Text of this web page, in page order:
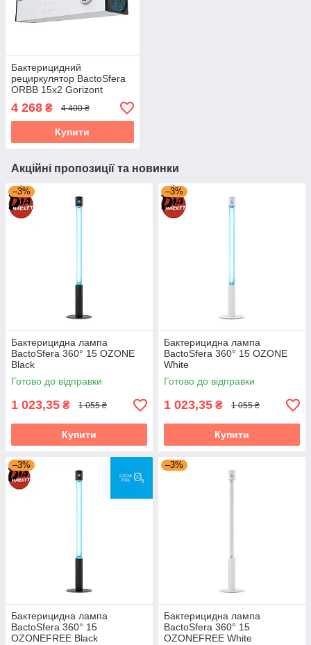
Бактерицидний
рециркулятор BactoSfera
ORBB 15х2 Gorizont
4 268 ₴ 4 400 ₴
Купити
Акційні пропозиції та новинки
–3%
Бактерицидна лампа
BactoSfera 360° 15 OZONE
Black
Готово до відправки
1 023,35 ₴ 1 055 ₴
Купити
–3%
Бактерицидна лампа
BactoSfera 360° 15 OZONE
White
Готово до відправки
1 023,35 ₴ 1 055 ₴
Купити
–3%
Бактерицидна лампа
BactoSfera 360° 15
OZONEFREE Black
–3%
Бактерицидна лампа
BactoSfera 360° 15
OZONEFREE White